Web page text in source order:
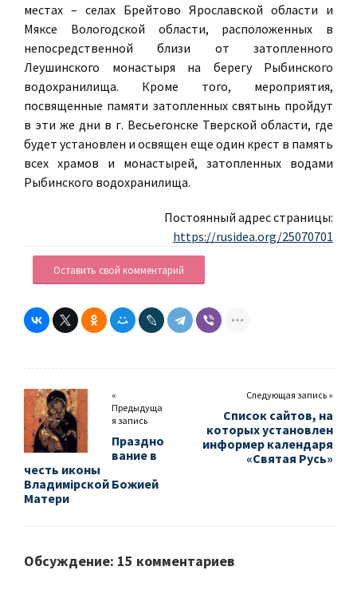
местах – селах Брейтово Ярославской области и
Мяксе Вологодской области, расположенных в
непосредственной близи от затопленного
Леушинского монастыря на берегу Рыбинского
водохранилища. Кроме того, мероприятия,
посвященные памяти затопленных святынь пройдут
в эти же дни в г. Весьегонске Тверской области, где
будет установлен и освящен еще один крест в память
всех храмов и монастырей, затопленных водами
Рыбинского водохранилища.
Постоянный адрес страницы:
https://rusidea.org/25070701
Оставить свой комментарий
«
Предыдуща
я запись
Праздно
вание в
честь иконы
Владимiрской Божией
Матери
Следующая запись »
Список сайтов, на
которых установлен
информер календаря
«Святая Русь»
Обсуждение: 15 комментариев